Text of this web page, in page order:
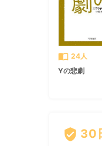
import_contacts 24人
Yの悲劇
verified_user 30